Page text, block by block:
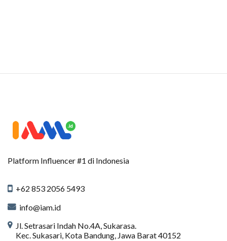
Platform Influencer #1 di Indonesia
+62 853 2056 5493
info@iam.id
Jl. Setrasari Indah No.4A, Sukarasa.
Kec. Sukasari, Kota Bandung, Jawa Barat 40152